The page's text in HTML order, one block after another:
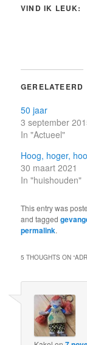
VIND IK LEUK:
GERELATEERD
50 jaar
3 september
In "Actueel"
Hoog, hoger,
30 maart 2021
In "huishouden"
This entry was
and tagged
permalink.
5 THOUGHTS ON “